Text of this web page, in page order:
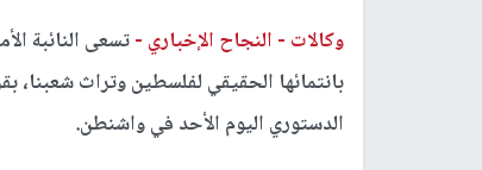
وكالات - النجاح الإخباري -تسعى النائبة
بانتمائها الحقيقي لفلسطين وتراث شعبنا،
الدستوري اليوم الأحد في واشنطن.